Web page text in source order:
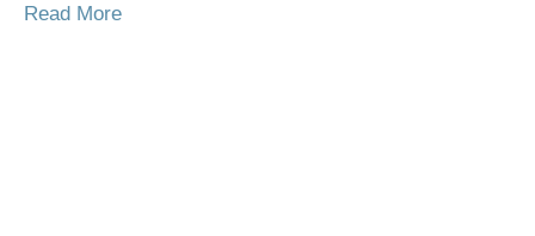
Read More